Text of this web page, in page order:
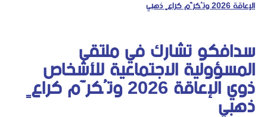
الإعاقة 2026 وتُكرَّم كراعٍ ذهبي
سدافكو تشارك في ملتقى
المسؤولية الاجتماعية للأشخاص
ذوي الإعاقة 2026 وتُكرَّم كراعٍ
ذهبي